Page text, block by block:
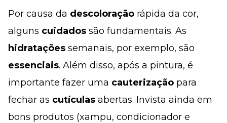
Por causa da descoloração rápida da cor,
alguns cuidados são fundamentais. As
hidratações semanais, por exemplo, são
essenciais. Além disso, após a pintura, é
importante fazer uma cauterização para
fechar as cutículas abertas. Invista ainda em
bons produtos (xampu, condicionador e